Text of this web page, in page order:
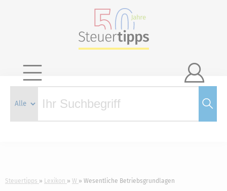

Steuertipps Lexikon W Wesentliche Betriebsgrundlagen